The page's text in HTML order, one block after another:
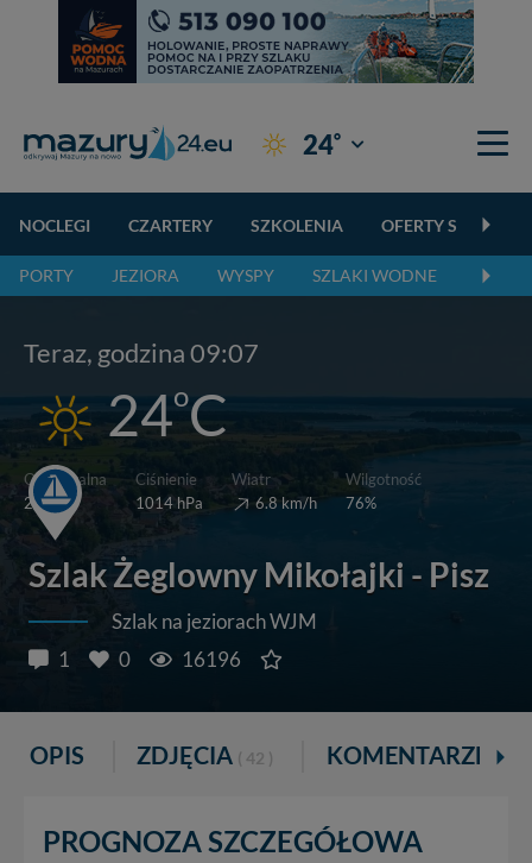
24° Giżycko
NOCLEGI CZARTERY SZKOLENIA OFERTY
PORTY JEZIORA WYSPY SZLAKI WODNE
Teraz, godzina 09:07
24oC
Odczuwalna
26oC
Ciśnienie
1014 hPa
Wiatr
6.8 km/h
Wilgotność
76%
Szlak Żeglowny Mikołajki - Pisz
Szlak na jeziorach WJM
1
0 16196
OPIS ZDJĘCIA ( 42 ) KOMENTARZE ( 1 )
PROGNOZA SZCZEGÓŁOWA